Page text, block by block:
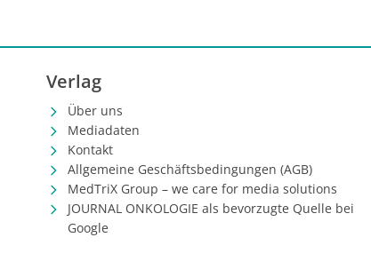
Verlag
Über uns
Mediadaten
Kontakt
Allgemeine Geschäftsbedingungen (AGB)
MedTriX Group – we care for media solutions
JOURNAL ONKOLOGIE als bevorzugte Quelle bei
Google